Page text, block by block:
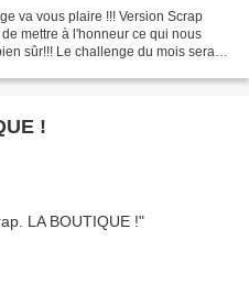
va vous plaire !!! Version Scrap
mettre à l'honneur ce qui nous
sûr!!! Le challenge du mois sera
!